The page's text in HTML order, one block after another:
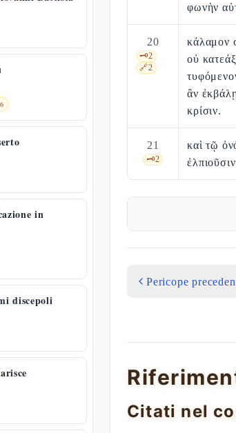
in
discepoli
φωνὴν
20
🗝️2
🔗2
κάλαμον
οὐ
ἂν
κρίσιν.
21
🗝️2
καὶ τῷ
Pericope
Citati nel